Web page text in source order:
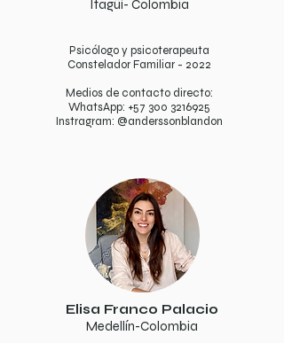
Itagüí- Colombia​
Psicólogo y psicoterapeuta
Constelador Familiar - 2022
Medios de contacto directo:
WhatsApp: +57 300 3216925
Instragram: @anderssonblandon
Elisa Franco Palacio
Medellín-Colombia